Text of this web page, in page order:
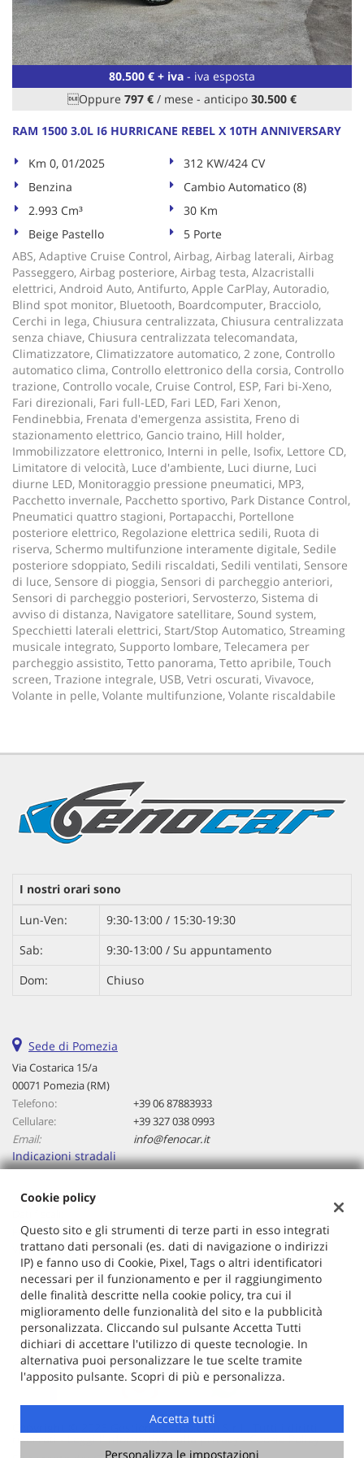
80.500 € + iva - iva esposta
Oppure 797 € / mese - anticipo 30.500 €
RAM 1500 3.0L I6 HURRICANE REBEL X 10TH ANNIVERSARY
Km 0, 01/2025
312 KW/424 CV
Benzina
Cambio Automatico (8)
2.993 Cm³
30 Km
Beige Pastello
5 Porte
ABS, Adaptive Cruise Control, Airbag, Airbag laterali, Airbag
Passeggero, Airbag posteriore, Airbag testa, Alzacristalli
elettrici, Android Auto, Antifurto, Apple CarPlay, Autoradio,
Blind spot monitor, Bluetooth, Boardcomputer, Bracciolo,
Cerchi in lega, Chiusura centralizzata, Chiusura centralizzata
senza chiave, Chiusura centralizzata telecomandata,
Climatizzatore, Climatizzatore automatico, 2 zone, Controllo
automatico clima, Controllo elettronico della corsia, Controllo
trazione, Controllo vocale, Cruise Control, ESP, Fari bi-Xeno,
Fari direzionali, Fari full-LED, Fari LED, Fari Xenon,
Fendinebbia, Frenata d'emergenza assistita, Freno di
stazionamento elettrico, Gancio traino, Hill holder,
Immobilizzatore elettronico, Interni in pelle, Isofix, Lettore CD,
Limitatore di velocità, Luce d'ambiente, Luci diurne, Luci
diurne LED, Monitoraggio pressione pneumatici, MP3,
Pacchetto invernale, Pacchetto sportivo, Park Distance Control,
Pneumatici quattro stagioni, Portapacchi, Portellone
posteriore elettrico, Regolazione elettrica sedili, Ruota di
riserva, Schermo multifunzione interamente digitale, Sedile
posteriore sdoppiato, Sedili riscaldati, Sedili ventilati, Sensore
di luce, Sensore di pioggia, Sensori di parcheggio anteriori,
Sensori di parcheggio posteriori, Servosterzo, Sistema di
avviso di distanza, Navigatore satellitare, Sound system,
Specchietti laterali elettrici, Start/Stop Automatico, Streaming
musicale integrato, Supporto lombare, Telecamera per
parcheggio assistito, Tetto panorama, Tetto apribile, Touch
screen, Trazione integrale, USB, Vetri oscurati, Vivavoce,
Volante in pelle, Volante multifunzione, Volante riscaldabile
I nostri orari sono
Lun-Ven:
9:30-13:00 / 15:30-19:30
Sab:
9:30-13:00 / Su appuntamento
Dom:
Chiuso
Sede di Pomezia
Via Costarica 15/a
00071 Pomezia (RM)
Telefono:
+39 06 87883933
Cellulare:
+39 327 038 0993
Email:
info@fenocar.it
Indicazioni stradali
Fenocar Srl
Via Costarica 15/a
C.F/P.IVA:13021171007
Registro delle imprese:RM
Capitale sociale: €10000 i.v.
Copyright © 2026 GestionaleAuto.com S.r.l., Tutti i diritti
riservati -Leggi l'informativa sulla privacy-Cookie Policy
Cookie policy
Questo sito e gli strumenti di terze parti in esso integrati
trattano dati personali (es. dati di navigazione o indirizzi
IP) e fanno uso di Cookie, Pixel, Tags o altri identificatori
necessari per il funzionamento e per il raggiungimento
delle finalità descritte nella cookie policy, tra cui il
miglioramento delle funzionalità del sito e la pubblicità
personalizzata. Cliccando sul pulsante Accetta Tutti
dichiari di accettare l'utilizzo di queste tecnologie. In
alternativa puoi personalizzare le tue scelte tramite
l'apposito pulsante. Scopri di più e personalizza.
Accetta tutti
Personalizza le impostazioni
Cookie necessari
Cookie per il miglioramento dell'esperienza utente
Cookie di marketing
Leggi
la
cookie
policy
Salva
le
impostazioni